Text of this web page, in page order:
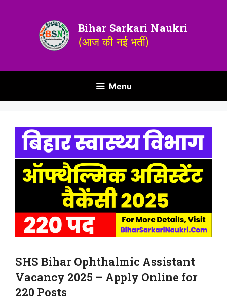
Bihar Sarkari Naukri
(आज की नई भर्ती)
Menu
SHS Bihar Ophthalmic Assistant
Vacancy 2025 – Apply Online for
220 Posts